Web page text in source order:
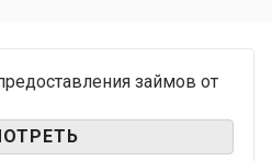
займов от